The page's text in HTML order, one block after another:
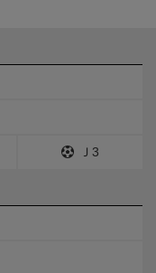
Ｊ3